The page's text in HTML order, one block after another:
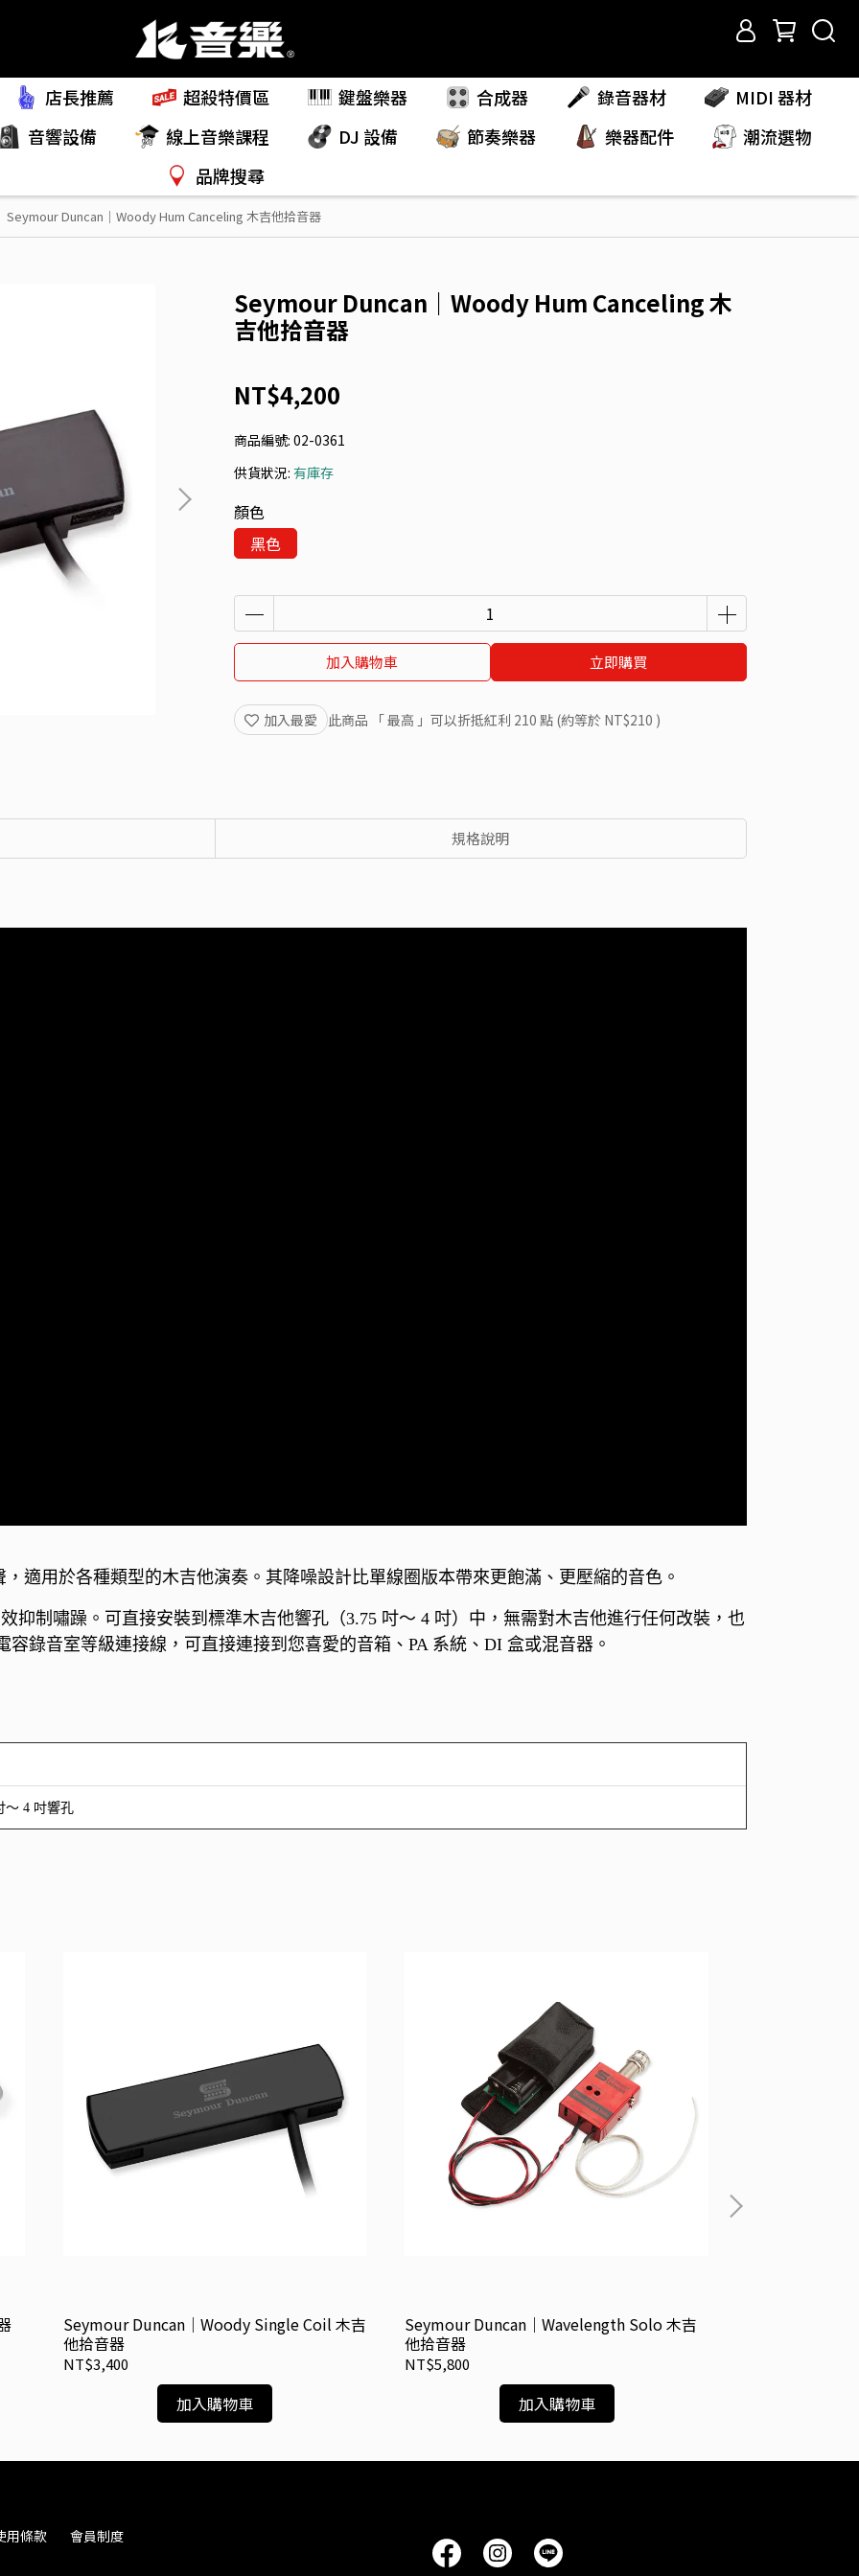
店長推薦 超殺特價區 鍵盤樂器 合成器 錄音器材
MIDI 器材
音響設備
線上音樂課程 DJ 設備 節奏樂器 樂器配件
潮流選物
品牌搜尋
Seymour Duncan｜Woody Hum Canceling 木吉他拾音器
Seymour Duncan｜Woody Hum Canceling 木
吉他拾音器
NT$4,200
商品編號: 02-0361
供貨狀況: 有庫存
顏色
黑色
加入購物車 立即購買
加入最愛 此商品 「 最高 」可以折抵紅利 210 點 (約等於 NT$210 )
規格說明
，適用於各種類型的木吉他演奏。其降噪設計比單線圈版本帶來更飽滿、更壓縮的音色。
抑制嘯躁。可直接安裝到標準木吉他響孔（3.75 吋～ 4 吋）中，無需對木吉他進行任何改裝，也
錄音室等級連接線，可直接連接到您喜愛的音箱、PA 系統、DI 盒或混音器。
～ 4 吋響孔
Seymour Duncan｜Woody Single Coil 木吉
他拾音器
NT$3,400
加入購物車
Seymour Duncan｜Wavelength Solo 木吉
他拾音器
NT$5,800
加入購物車
用條款 會員制度